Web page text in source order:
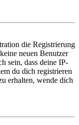
die Registrierung
neuen Benutzer
sein, dass deine IP-
du dich registrieren
erhalten, wende dich